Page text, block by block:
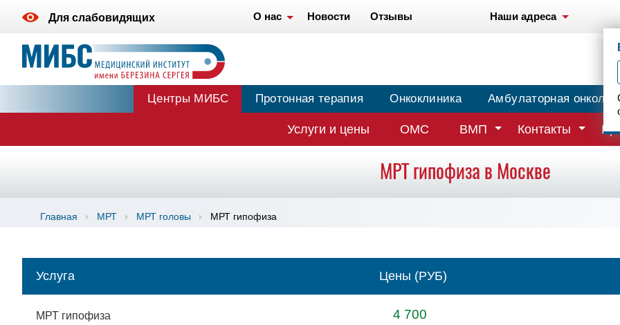
Для слабовидящих О нас Новости Отзывы Наши адреса
Центры МИБС Протонная терапия Онкоклиника Амбулаторная
Услуги и цены ОМС ВМП Контакты
МРТ гипофиза в Москве
Главная МРТ МРТ головы МРТ гипофиза
Услуга Цены (РУБ)
МРТ гипофиза 4 700